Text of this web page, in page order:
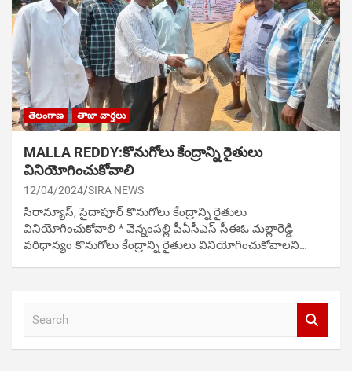
తెలంగాణ తాజా వార్తలు
MALLA REDDY:కొనుగోలు కేంద్రాన్ని రైతులు
వినియోగించుకోవాలి
12/04/2024 SIRA NEWS
సిరాన్యూస్‌, సైదాపూర్ కొనుగోలు కేంద్రాన్ని రైతులు
వినియోగించుకోవాలి * వెన్నంపల్లి పీఏసీఎస్ సీఈఓ మల్లారెడ్డి
వ‌రిధాన్యం కొనుగోలు కేంద్రాన్ని రైతులు వినియోగించుకోవాల‌ని…